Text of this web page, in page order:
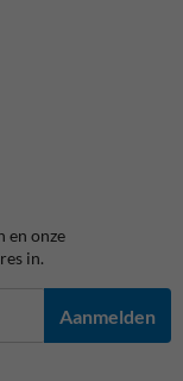
en onze
in.
Aanmelden